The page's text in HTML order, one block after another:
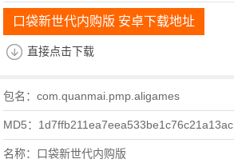
口袋新世代内购版 安卓下载地址
直接点击下载
包名：com.quanmai.pmp.aligames
MD5：1d7ffb211ea7eea533be1c76c21a13ac
名称：口袋新世代内购版